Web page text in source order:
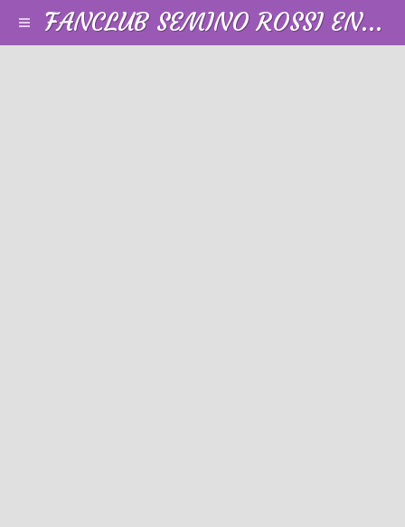
FANCLUB SEMINO ROSSI EN FRANCE